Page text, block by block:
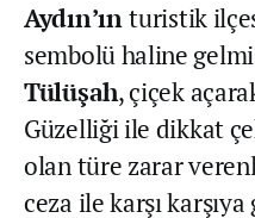
Aydın’ınturistik
sembolü haline
Tülüşah, çiçek
Güzelliği ile dikkat
olan türe zarar
ceza ile karşı